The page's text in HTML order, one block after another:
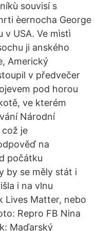
souvisí s
èernocha George
v USA. Ve mìstì
ji anského
Americký
v předvečer
pod horou
ve kterém
Národní
je
na
počátku
by se měly stát i
i na vlnu
Lives Matter, nebo
Repro FB Nina
Maďarský